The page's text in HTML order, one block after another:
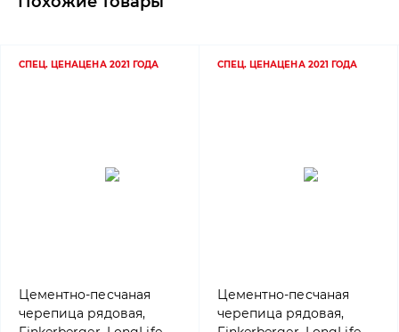
СПЕЦ. ЦЕНАЦЕНА 2021 ГОДА
Цементно-песчаная
черепица рядовая,
СПЕЦ. ЦЕНАЦЕНА 2021 ГОДА
Цементно-песчаная
черепица рядовая,